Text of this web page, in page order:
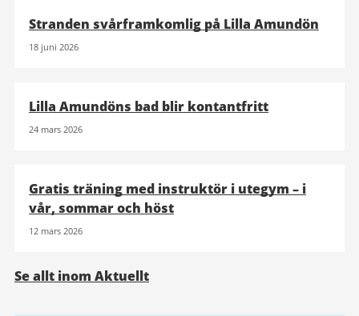
Stranden svårframkomlig på Lilla Amundön
18 juni 2026
Lilla Amundöns bad blir kontantfritt
24 mars 2026
Gratis träning med instruktör i utegym – i
vår, sommar och höst
12 mars 2026
Se allt inom Aktuellt